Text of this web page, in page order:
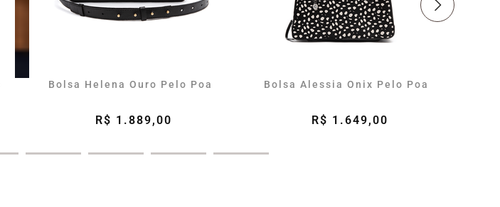
Bolsa Helena Ouro Pelo Poa
R$ 1.889,00
Bolsa Alessia Onix Pelo Poa
R$ 1.649,00